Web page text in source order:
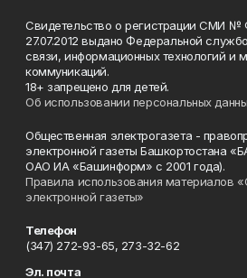
Свидетельство о регистрации СМИ №
27.07.2012 выдано Федеральной
связи, информационных технологий и
коммуникаций.
18+ запрещено для детей.
Об использовании персональных
Общественная электрогазета -
электронной газеты Башкортостана
ОАО ИА «Башинформ» с 2001 года).
Правила использования материалов
электронной газеты»
Телефон
(347) 272-93-65, 273-32-62
Эл. почта